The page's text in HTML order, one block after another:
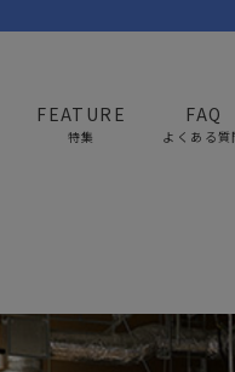
トップス
FEATURE
特集
FAQ
よくある質